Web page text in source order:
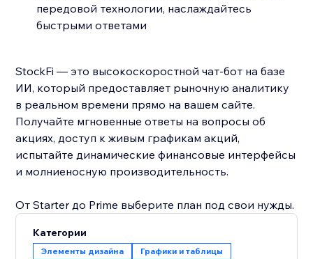
передовой технологии, наслаждайтесь
быстрыми ответами
StockFi — это высокоскоростной чат-бот на базе
ИИ, который предоставляет рыночную аналитику
в реальном времени прямо на вашем сайте.
Получайте мгновенные ответы на вопросы об
акциях, доступ к живым графикам акций,
испытайте динамические финансовые интерфейсы
и молниеносную производительность.
От Starter до Prime выберите план под свои нужды.
Категории
Элементы дизайна Графики и таблицы